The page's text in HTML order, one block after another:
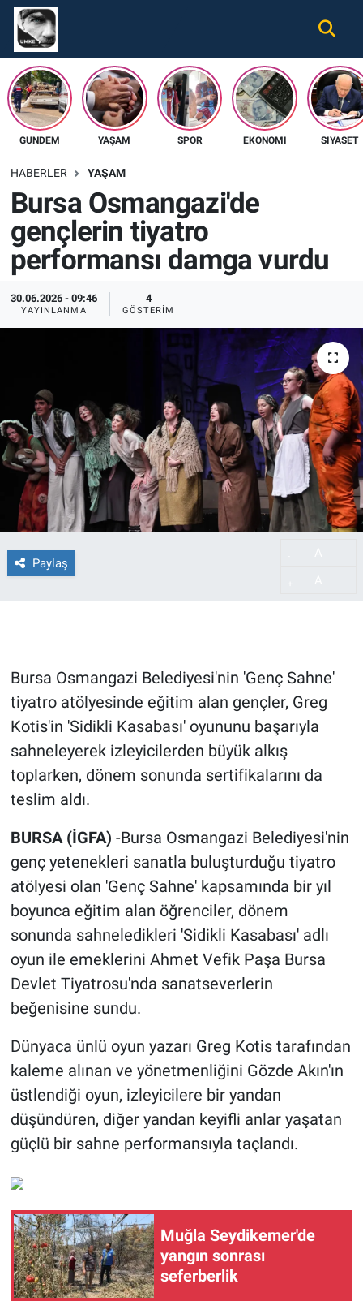
GÜNDEM YAŞAM SPOR EKONOMI SIYASET
HABERLER YAŞAM
Bursa Osmangazi'de
gençlerin tiyatro
performansı damga vurdu
30.06.2026 - 09:46
YAYINLANMA
4
GÖSTERIM
Paylaş
Bursa Osmangazi Belediyesi'nin 'Genç Sahne'
tiyatro atölyesinde eğitim alan gençler, Greg
Kotis'in 'Sidikli Kasabası' oyununu başarıyla
sahneleyerek izleyicilerden büyük alkış
toplarken, dönem sonunda sertifikalarını da
teslim aldı.
BURSA (İGFA) -Bursa Osmangazi Belediyesi'nin
genç yetenekleri sanatla buluşturduğu tiyatro
atölyesi olan 'Genç Sahne' kapsamında bir yıl
boyunca eğitim alan öğrenciler, dönem
sonunda sahneledikleri 'Sidikli Kasabası' adlı
oyun ile emeklerini Ahmet Vefik Paşa Bursa
Devlet Tiyatrosu'nda sanatseverlerin
beğenisine sundu.
Dünyaca ünlü oyun yazarı Greg Kotis tarafından
kaleme alınan ve yönetmenliğini Gözde Akın'ın
üstlendiği oyun, izleyicilere bir yandan
düşündüren, diğer yandan keyifli anlar yaşatan
güçlü bir sahne performansıyla taçlandı.
Muğla Seydikemer'de
yangın sonrası
seferberlik
Gündem
Ekonomi
Spor
Tüm Haberler
İletişim
Künye
Nöbetçi Eczaneler
Hava Durumu
Namaz Vakitleri
Süper Lig Puan Durumu ve Fikstür
Tüm Manşetler
Son Dakika Haberleri